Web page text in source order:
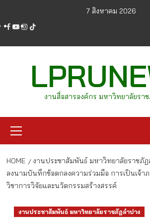
content
7 สิงหาคม 2026
facebook
youtube
instagram
tiktok
งานสื่อสารองค์กร มหาวิทยาลัยรา
Menu
HOME งานประชาสัมพันธ์ มหาวิทยาลัยราชภัฏ
ลงนามบันทึกข้อตกลงความร่วมมือ การเป็นเจ้า
วิชาการวิจัยและนวัตกรรมสร้างสรรค์
งานประชาสัมพันธ์ มหาวิทยาลัยราชภัฏลำปาง